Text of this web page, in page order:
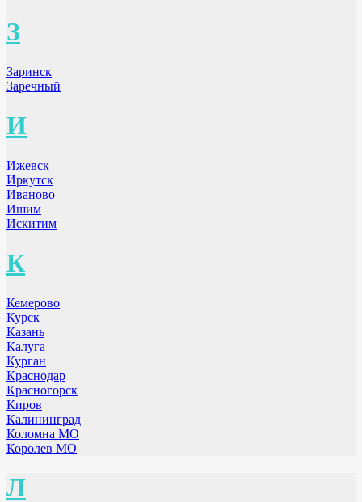
З
Заринск
Заречный
И
Ижевск
Иркутск
Иваново
Ишим
Искитим
К
Кемерово
Курск
Казань
Калуга
Курган
Краснодар
Красногорск
Киров
Калининград
Коломна МО
Королев МО
Л